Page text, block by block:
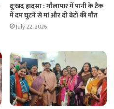
दुःखद हादसा : गौलापार में पानी के टैंक
में दम घुटने से मां और दो बेटों की मौत
July 22, 2026